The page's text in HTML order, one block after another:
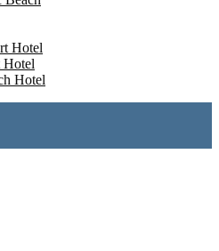
Hotel
Hotel
Hotel